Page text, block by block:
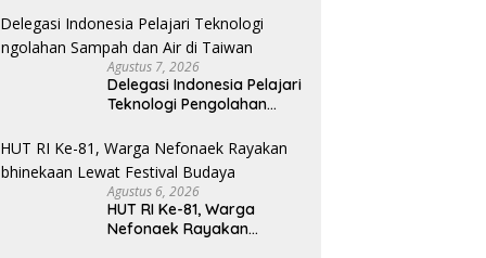
Membangun Kota Kupang
Agustus 7, 2026
Delegasi Indonesia Pelajari
Teknologi Pengolahan
Agustus 6, 2026
HUT RI Ke-81, Warga
Nefonaek Rayakan